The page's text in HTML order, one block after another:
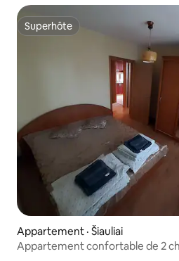
Superhôte
Superhôte
Appartement · Šiauliai
Appartement confortable de 2